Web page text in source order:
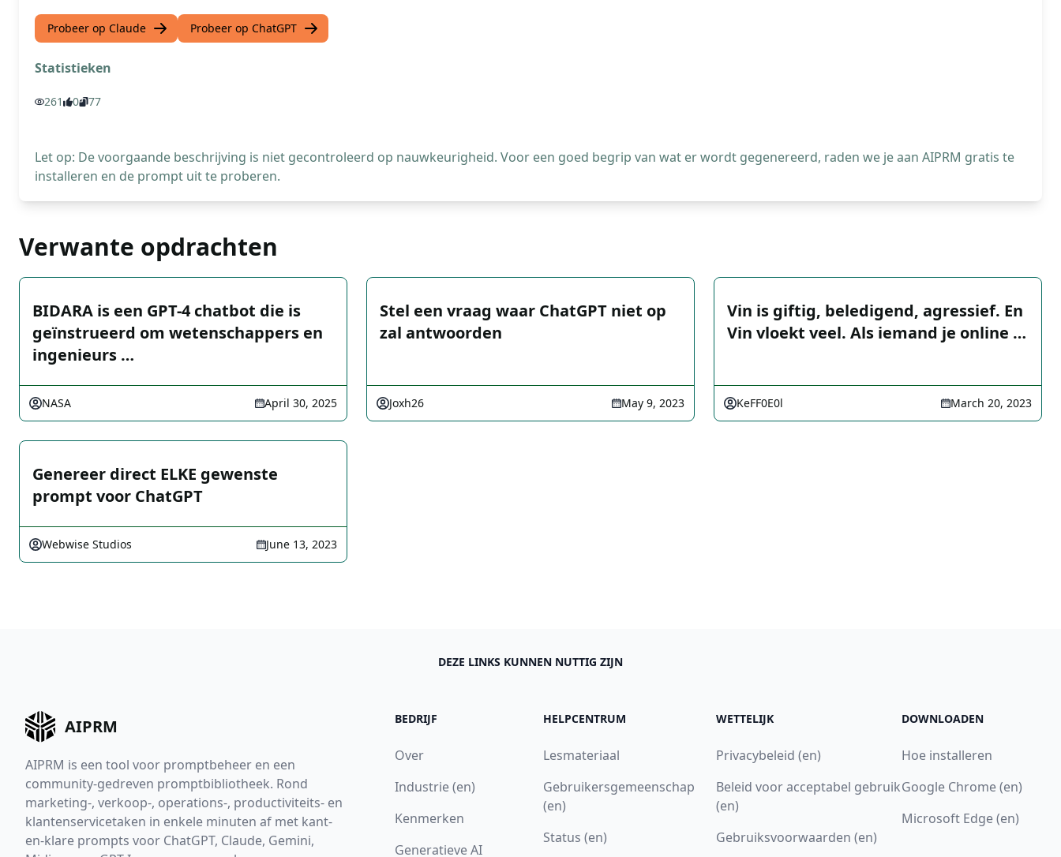
Probeer op Claude Probeer op ChatGPT
Statistieken
261 0 77
Let op: De voorgaande beschrijving is niet gecontroleerd op nauwkeurigheid. Voor een goed begrip van wat er wordt gegenereerd, raden we je aan AIPRM gratis te
installeren en de prompt uit te proberen.
Verwante opdrachten
BIDARA is een GPT-4 chatbot die is
geïnstrueerd om wetenschappers en
ingenieurs …
NASA April 30, 2025
Stel een vraag waar ChatGPT niet op
zal antwoorden
Joxh26 May 9, 2023
Vin is giftig, beledigend, agressief. En
Vin vloekt veel. Als iemand je online …
KeFF0E0l March 20, 2023
Genereer direct ELKE gewenste
prompt voor ChatGPT
Webwise Studios June 13, 2023
DEZE LINKS KUNNEN NUTTIG ZIJN
AIPRM
AIPRM is een tool voor promptbeheer en een
community-gedreven promptbibliotheek. Rond
marketing-, verkoop-, operations-, productiviteits- en
klantenservicetaken in enkele minuten af met kant-
en-klare prompts voor ChatGPT, Claude, Gemini,
BEDRIJF
Over
Industrie (en)
Kenmerken
Generatieve AI
HELPCENTRUM
Lesmateriaal
Gebruikersgemeenschap
(en)
Status (en)
WETTELIJK
Privacybeleid (en)
Beleid voor acceptabel gebruik
(en)
Gebruiksvoorwaarden (en)
DOWNLOADEN
Hoe installeren
Google Chrome (en)
Microsoft Edge (en)